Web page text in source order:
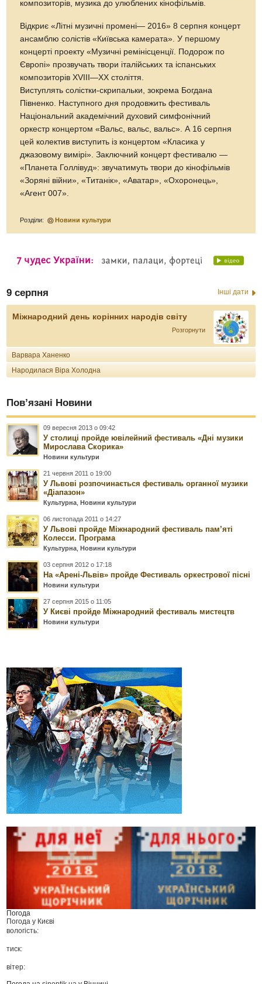
композиторів, музика до улюблених кінофільмів.
Відкриє «Літні музичні промені— 2016» 8 серпня концерт
ансамблю солістів «Київська камерата». У першому
концерті проекту «Музичні ремінісценції. Подорож по
Європі» прозвучать твори італійських та іспанських
композиторів XVIII—XX століття.
Виступлять солістки-скрипальки, зокрема Бог­дана
Півненко. Наступного дня продовжить фестиваль
Національний академічний духовий симфонічний
оркестр концертом «Вальс, вальс, вальс». А 16 серпня
цей колектив виступить із концертом «Класика у
джазовому вимірі». Заключний концерт фестивалю —
«Планета Голлівуд»: звучатимуть твори до кінофільмів
«Зоряні війни», «Титанік», «Аватар», «Охоронець»,
«Агент 007».
Розділи: Новини культури
9 серпня Інші дати
Міжнародний день корінних народів світу
Розгорнути
Варвара Ханенко
Народилася Віра Холодна
Пов’язані Новини
09 вересня 2013 о 09:42
У столиці пройде ювілейний фестиваль «Дні музики
Мирослава Скорика»
Новини культури
21 червня 2011 о 19:00
У Львові розпочинається фестиваль органної музики
«Діапазон»
Культурна ,Новини культури
06 листопада 2011 о 14:27
У Львові пройде Міжнародний фестиваль пам’яті
Колесси. Програма
Культурна ,Новини культури
03 серпня 2012 о 17:18
На «Арені-Львів» пройде Фестиваль оркестрової пісні
Новини культури
27 серпня 2015 о 11:05
У Києві пройде Міжнародний фестиваль мистецтв
Новини культури
Погода
Погода у Києві
вологість:
тиск:
вітер: